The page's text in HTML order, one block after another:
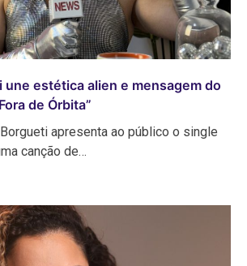
une estética alien e mensagem do
de Órbita”
apresenta ao público o single
canção de…